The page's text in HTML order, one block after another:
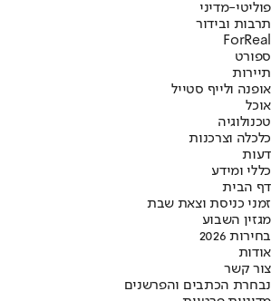
פוליטי-מדיני
תרבות ובידור
ForReal
ספורט
תיירות
אופנה ולייף סטייל
אוכל
טכנולוגיה
כלכלה וצרכנות
דעות
כללי ומידע
דף הבית
זמני כניסת וצאת שבת
מגזין השבוע
בחירות 2026
אודות
צור קשר
נבחרת הכתבים והפרשנים